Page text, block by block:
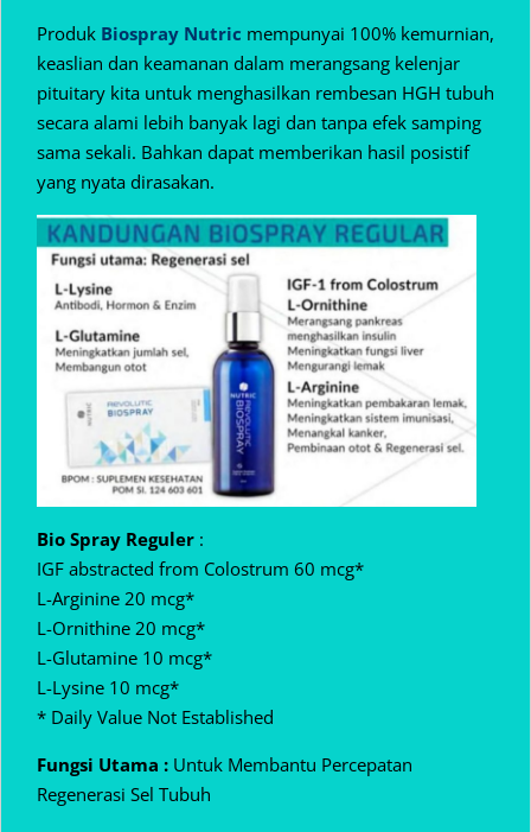
Produk Biospray Nutric mempunyai 100% kemurnian,
keaslian dan keamanan dalam merangsang kelenjar
pituitary kita untuk menghasilkan rembesan HGH tubuh
secara alami lebih banyak lagi dan tanpa efek samping
sama sekali. Bahkan dapat memberikan hasil posistif
yang nyata dirasakan.
Bio Spray Reguler :
IGF abstracted from Colostrum 60 mcg*
L-Arginine 20 mcg*
L-Ornithine 20 mcg*
L-Glutamine 10 mcg*
L-Lysine 10 mcg*
* Daily Value Not Established
Fungsi Utama : Untuk Membantu Percepatan
Regenerasi Sel Tubuh